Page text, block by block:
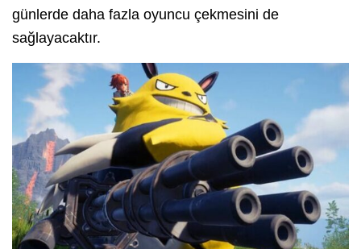
günlerde daha fazla oyuncu çekmesini de
sağlayacaktır.